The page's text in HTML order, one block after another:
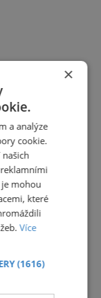
×
a analýze
cookie.
mohou
které
Více
(1616)